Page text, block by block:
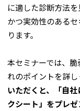
に適した診断方法
かつ実効性のある
ります。
本セミナーでは、
れのポイントを詳し
いただくと、「自
クシート」をプレゼ